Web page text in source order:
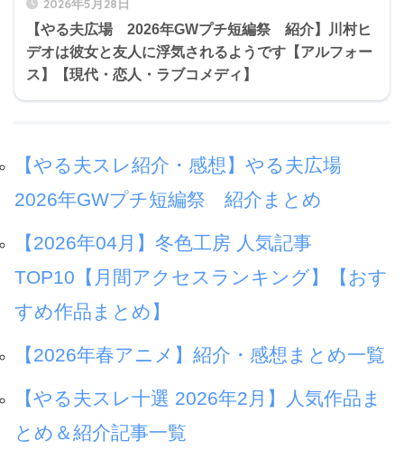
◆D752yjJGlQ
ようです【R-18】
やる夫はエロいグリプス戦役を戦う
ようです【R-18】
ズの旗のもとに戦うようです
2026年5月28日
【やる夫広場 2026年GWプチ短編祭 紹介】川村ヒ
デオは彼女と友人に浮気されるようです【アルフォー
ス】【現代・恋人・ラブコメディ】
【やる夫スレ紹介・感想】やる夫広場
2026年GWプチ短編祭 紹介まとめ
【2026年04月】冬色工房 人気記事
TOP10【月間アクセスランキング】【おす
すめ作品まとめ】
【2026年春アニメ】紹介・感想まとめ一覧
【やる夫スレ十選 2026年2月】人気作品ま
とめ＆紹介記事一覧